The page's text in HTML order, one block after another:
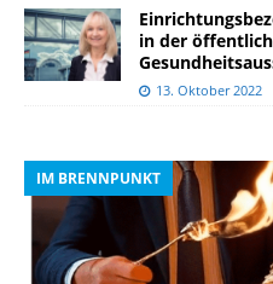
in der
13. Oktober 2022
IM BRENNPUNKT